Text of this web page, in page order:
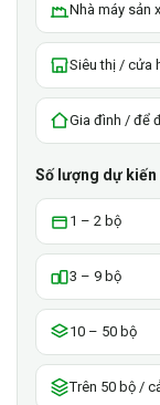
Nhà máy sản
Siêu thị / cửa
Gia đình / để
Số lượng dự kiến
1 – 2 bộ
3 – 9 bộ
10 – 50 bộ
Trên 50 bộ /